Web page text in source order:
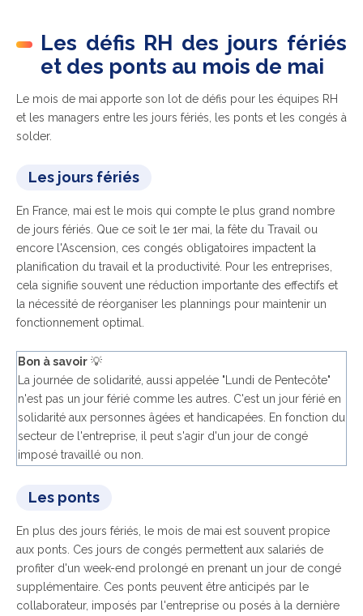
Les défis RH des jours fériés
et des ponts au mois de mai
Le mois de mai apporte son lot de défis pour les équipes RH
et les managers entre les jours fériés, les ponts et les congés à
solder.
Les jours fériés
En France, mai est le mois qui compte le plus grand nombre
de jours fériés. Que ce soit le 1er mai, la fête du Travail ou
encore l'Ascension, ces congés obligatoires impactent la
planification du travail et la productivité. Pour les entreprises,
cela signifie souvent une réduction importante des effectifs et
la nécessité de réorganiser les plannings pour maintenir un
fonctionnement optimal.
Bon à savoir 💡
La journée de solidarité, aussi appelée "Lundi de Pentecôte"
n'est pas un jour férié comme les autres. C'est un jour férié en
solidarité aux personnes âgées et handicapées. En fonction du
secteur de l'entreprise, il peut s'agir d'un jour de congé
imposé travaillé ou non.
Les ponts
En plus des jours fériés, le mois de mai est souvent propice
aux ponts. Ces jours de congés permettent aux salariés de
profiter d'un week-end prolongé en prenant un jour de congé
supplémentaire. Ces ponts peuvent être anticipés par le
collaborateur, imposés par l'entreprise ou posés à la dernière